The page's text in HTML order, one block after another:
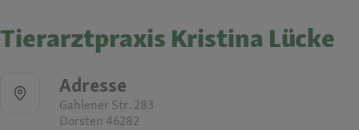
Tierarztpraxis Kristina Lücke
Adresse
Gahlener Str. 283
Dorsten 46282